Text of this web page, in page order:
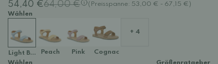
54,40 €64,00 €
(Preisspanne: 53,00 € - 67,15 €)
Wählen
Light Blue Peach Pink Cognac
+ 4